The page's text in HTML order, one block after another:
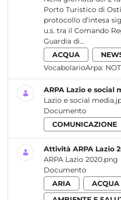
Porto Turistico di
protocollo d’intesa
u.s. tra il Comando
Guardia di...
ACQUA
VocabolarioArpa:
ARPA Lazio e social
Lazio e social
Documento
COMUNICAZIONE
Attività ARPA Lazio
ARPA Lazio 2020.png
Documento
ARIA
ACQUA